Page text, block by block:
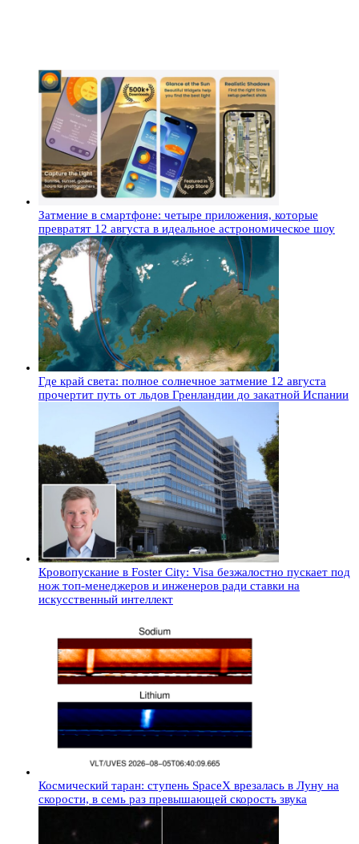
Затмение в смартфоне: четыре приложения, которые
превратят 12 августа в идеальное астрономическое шоу
Где край света: полное солнечное затмение 12 августа
прочертит путь от льдов Гренландии до закатной Испании
Кровопускание в Foster City: Visa безжалостно пускает под
нож топ-менеджеров и инженеров ради ставки на
искусственный интеллект
Космический таран: ступень SpaceX врезалась в Луну на
скорости, в семь раз превышающей скорость звука